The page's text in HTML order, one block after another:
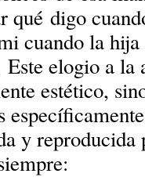
qué digo
cuando la
elogio a la
estético,
y reproducida